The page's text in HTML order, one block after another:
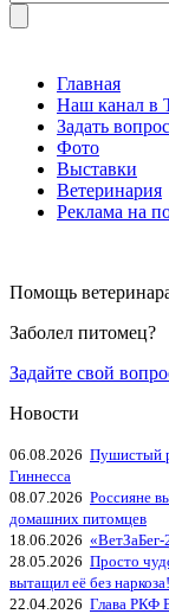
Главная
Наш канал в
Задать
Фото
Выставки
Ветеринария
Реклама на
Помощь
Заболел питомец?
Задайте свой
Новости
06.08.2026 Пушистый
Гиннесса
08.07.2026 Россияне
домашних питомцев
18.06.2026
28.05.2026 Просто
вытащил её без наркоза!
22.04.2026 Глава РКФ